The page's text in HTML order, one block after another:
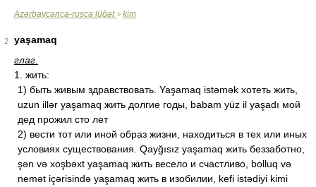
Azərbaycanca-rusca lüğət> kim
2
yaşamaq
глаг.
1. жить:
1) быть живым здравствовать. Yaşamaq istəmək хотеть жить,
uzun illər yaşamaq жить долгие годы, babam yüz il yaşadı мой
дед прожил сто лет
2) вести тот или иной образ жизни, находиться в тех или иных
условиях существования. Qayğısız yaşamaq жить беззаботно,
şən və xoşbəxt yaşamaq жить весело и счастливо, bolluq və
nemət içərisində yaşamaq жить в изобилии, kefi istədiyi kimi